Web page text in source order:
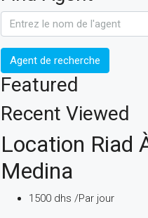
Agent de recherche
Featured
Recent Viewed
Location Riad
Medina
1500 dhs /Par jour